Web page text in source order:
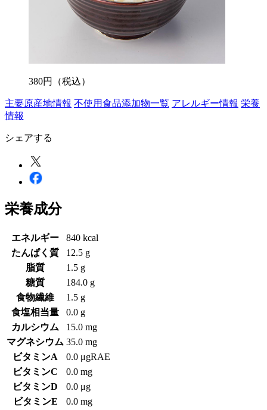
380円 （税込）
主要原産地情報 不使用食品添加物一覧 アレルギー情報 栄養
情報
シェアする
栄養成分
エネルギー
840 kcal
たんぱく質
12.5 g
脂質
1.5 g
糖質
184.0 g
食物繊維
1.5 g
食塩相当量
0.0 g
カルシウム
15.0 mg
マグネシウム 35.0 mg
ビタミンA
0.0 μgRAE
ビタミンC
0.0 mg
ビタミンD
0.0 μg
ビタミンE
0.0 mg